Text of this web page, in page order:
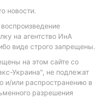
новости.
на агентство ИнА
виде строго запрещены.
на этом сайте со
Украина", не подлежат
и/или распространению в
разрешения